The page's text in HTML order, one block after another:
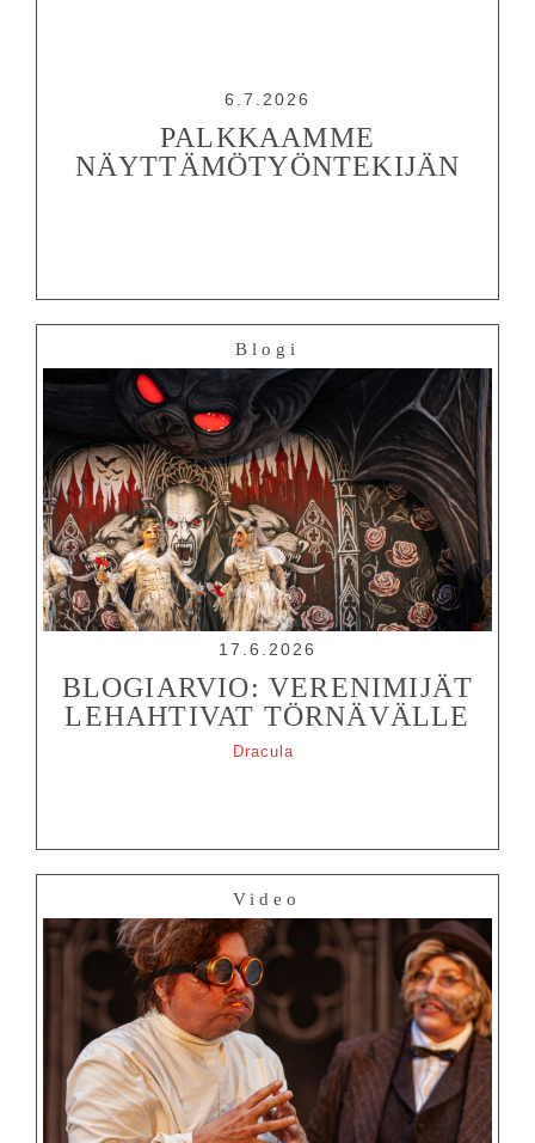
6.7.2026
PALKKAAMME
NÄYTTÄMÖTYÖNTEKIJÄN
Blogi
17.6.2026
BLOGIARVIO: VERENIMIJÄT
LEHAHTIVAT TÖRNÄVÄLLE
Dracula
Video